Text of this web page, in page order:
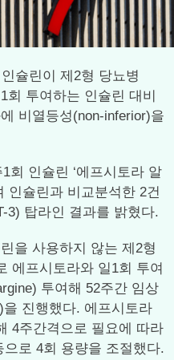
슐린이 제2형 당뇨병
회 투여하는 인슐린 대비
비열등성(non-inferior)을
회 인슐린 ‘에프시토라 알
인슐린과 비교분석한 2건
3) 탑라인 결과를 밝혔다.
을 사용하지 않는 제2형
에프시토라와 일1회 투여
투여해 52주간 임상
을 진행했다. 에프시토라
4주간격으로 필요에 따라
로 4회 용량을 조절했다.